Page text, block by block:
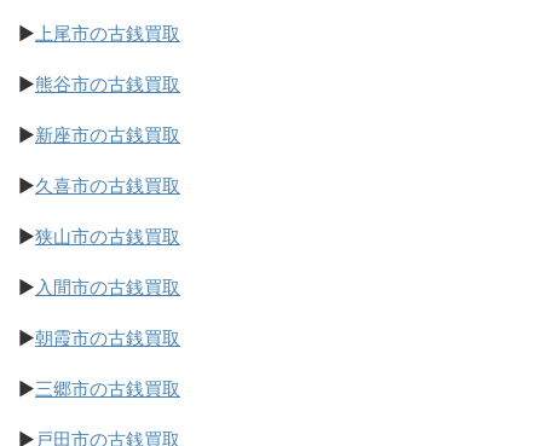
▶上尾市の古銭買取
▶熊谷市の古銭買取
▶新座市の古銭買取
▶久喜市の古銭買取
▶狭山市の古銭買取
▶入間市の古銭買取
▶朝霞市の古銭買取
▶三郷市の古銭買取
▶戸田市の古銭買取